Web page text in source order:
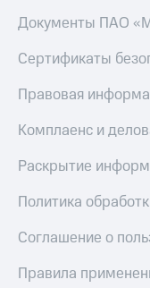
Документы ПАО
Сертификаты
Правовая
Комплаенс и
Раскрытие
Политика
Соглашение о
Правила